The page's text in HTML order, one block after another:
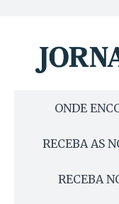
ONDE
RECEBA AS
RECEBA